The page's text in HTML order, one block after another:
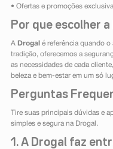
• Ofertas e promoções
Por que escolher a
A Drogal é referência quando
tradição, oferecemos a
as necessidades de cada
beleza e bem-estar em um só
Perguntas
Tire suas principais dúvidas e
simples e segura na Drogal.
1. A Drogal faz